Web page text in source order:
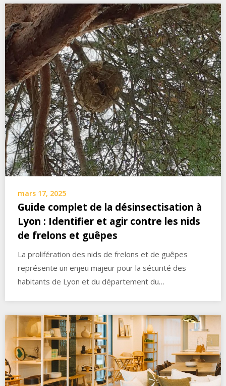
mars 17, 2025
Guide complet de la désinsectisation à
Lyon : Identifier et agir contre les nids
de frelons et guêpes
La prolifération des nids de frelons et de guêpes
représente un enjeu majeur pour la sécurité des
habitants de Lyon et du département du…